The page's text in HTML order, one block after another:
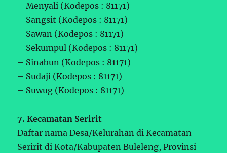
– Menyali (Kodepos : 81171)
– Sangsit (Kodepos : 81171)
– Sawan (Kodepos : 81171)
– Sekumpul (Kodepos : 81171)
– Sinabun (Kodepos : 81171)
– Sudaji (Kodepos : 81171)
– Suwug (Kodepos : 81171)
7. Kecamatan Seririt
Daftar nama Desa/Kelurahan di Kecamatan
Seririt di Kota/Kabupaten Buleleng, Provinsi